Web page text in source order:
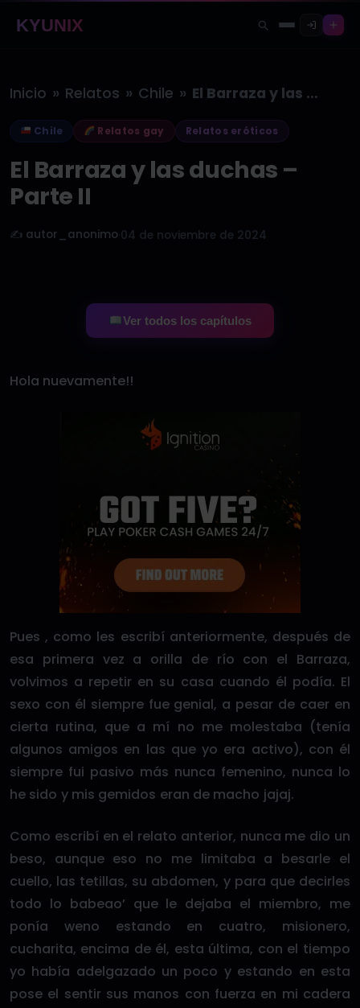
KYUNIX
Inicio » Relatos » Chile » El Barraza y las duchas –…
Chile Relatos gay Relatos eróticos
El Barraza y las duchas –
Parte II
✍️ autor_anonimo 04 de noviembre de 2024
Ver todos los capítulos
Hola nuevamente!!
Pues , como les escribí anteriormente, después de
esa primera vez a orilla de río con el Barraza,
volvimos a repetir en su casa cuando él podía. El
sexo con él siempre fue genial, a pesar de caer en
cierta rutina, que a mí no me molestaba (tenía
algunos amigos en las que yo era activo), con él
siempre fui pasivo más nunca femenino, nunca lo
he sido y mis gemidos eran de macho jajaj.
Como escribí en el relato anterior, nunca me dio un
beso, aunque eso no me limitaba a besarle el
cuello, las tetillas, su abdomen, y para que decirles
todo lo babeao’ que le dejaba el miembro, me
ponía weno estando en cuatro, misionero,
cucharita, encima de él, esta última, con el tiempo
yo había adelgazado un poco y estando en esta
pose el sentir sus manos con fuerza en mi cadera